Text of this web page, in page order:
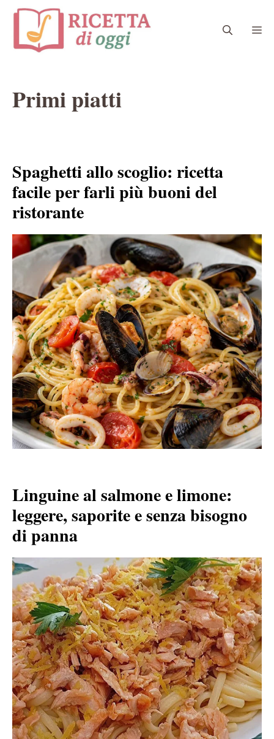
contenuto
Primi piatti
Spaghetti allo scoglio: ricetta
facile per farli più buoni del
ristorante
Linguine al salmone e limone:
leggere, saporite e senza bisogno
di panna